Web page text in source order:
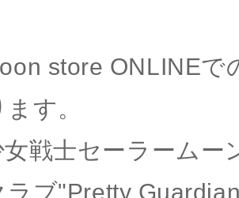
store ONLINEで
す。
女戦士セーラーム
ラブ"Pretty